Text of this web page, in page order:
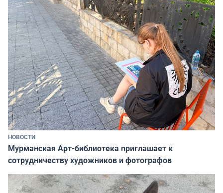
НОВОСТИ
Мурманская Арт-библиотека приглашает к
сотрудничеству художников и фотографов